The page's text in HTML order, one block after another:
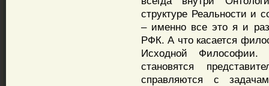
структуре Реальности и
– именно все это я и
РФК. А что касается
Исходной
становятся
справляются с